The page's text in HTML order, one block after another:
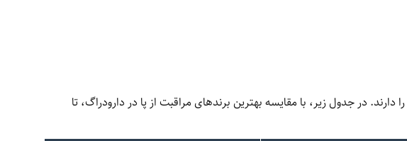
در جدول زیر، با مقایسه بهترین برندهای مراقبت از پا در دارودراگ، تا